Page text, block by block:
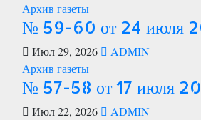
Архив газеты
№ 59-60 от 24 июля
Июл 29, 2026
ADMIN
Архив газеты
№ 57-58 от 17 июля
Июл 22, 2026 ADMIN